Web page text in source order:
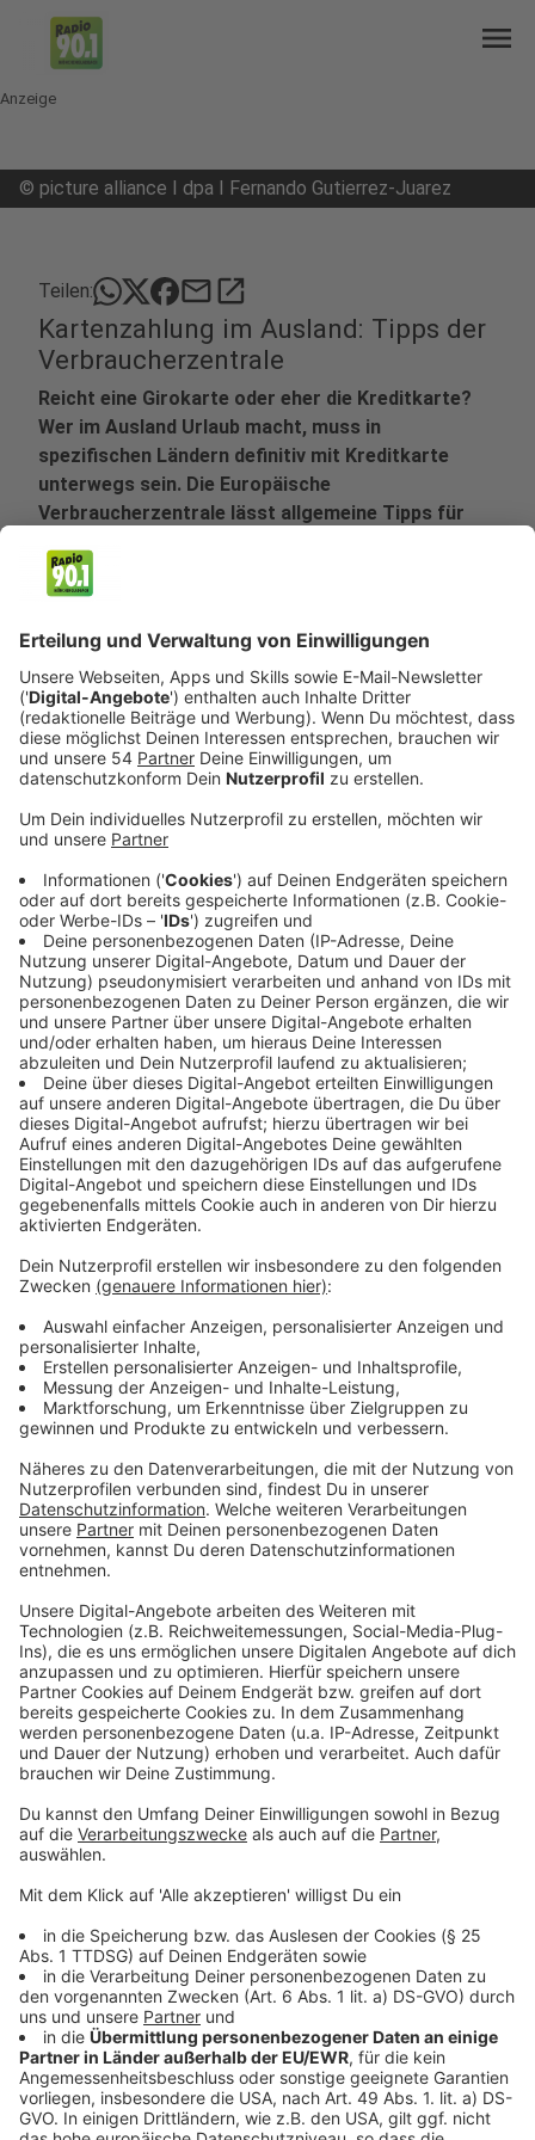
menu
Anzeige
© picture alliance I dpa I Fernando Gutierrez-Juarez
Teilen: mailopen_in_new
Kartenzahlung im Ausland: Tipps der
Verbraucherzentrale
Reicht eine Girokarte oder eher die Kreditkarte?
Wer im Ausland Urlaub macht, muss in
spezifischen Ländern definitiv mit Kreditkarte
unterwegs sein. Die Europäische
Verbraucherzentrale lässt allgemeine Tipps für
Veröffentlicht:
Anzeige
Zahlen im Urlaub ist immer wieder aufs neue ein
Thema. Auch bei der Europäischen
Verbraucherzentrale. Die Empfehlung von Andre
Schulze-Wethmar lautet daher: Bargeld kann geklaut
werden, Karten auch, bringt dem Dieb aber weniger.
Am besten solltet ihr mit Kreditkarte unterwegs sein.
"Zum Beispiel bei Mautstationen in Frankreich. Da
kommt man mit einer Girokarte nicht weit. Es bedarf
einer Kreditkarte. Die ist schließlich auch das übliche
Zahlungsmittel im Ausland."
Anzeige
PIN nicht auf Karte schreiben
Anzeige
PIN gehört nicht auf die Karte selbst. Eher in einen
besten ist es aber auch einfach, sich die vier Zahlen
wirklich gut einzuprägen.
Anzeige
Betrag in Euro umrechnen lassen - nicht
immer vernünftig
Anzeige
Ein weiterer Tipp, den möglicherweise nicht alle von
euch kennen, gilt für Länder, die den Euro nicht als
Währung haben. Ihr könnt beim Bezahlen den Betrag
direkt in Euro umrechnen lassen. Meist ist es an
Kassen oder Bankautomaten möglich. Allerdings ist
Wechselkurs ist meist deutlich schlechter. Dazu sagt
Andre Schulze-Wethmar: "Das perfide an der Sache ist,
sie wirklich keinen festen Tauschkurs wählen?' So
klingt es, als wenn man den festen Tauschkurs
unbedingt nehmen sollte, weil man ansonsten
Nachteile erleidet. Da sollte man sich trotzdem nicht
verrückt machen lassen. Auf jeden Fall die Abbuchung
ohne Umrechnung wählen."
Für den Fall der Fälle rät die Verbraucherzentrale
dennoch dazu, etwas Bargeld dabei zu haben. Wie es